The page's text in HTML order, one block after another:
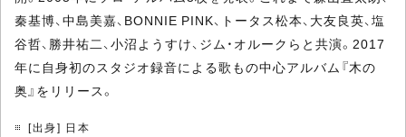
秦基博、中島美嘉、BONNIE PINK、トータス松本、大友良英、塩
谷哲、勝井祐二、小沼ようすけ、ジム・オルークらと共演。2017
年に自身初のスタジオ録音による歌もの中心アルバム『木の
奥』をリリース。
[出身] 日本